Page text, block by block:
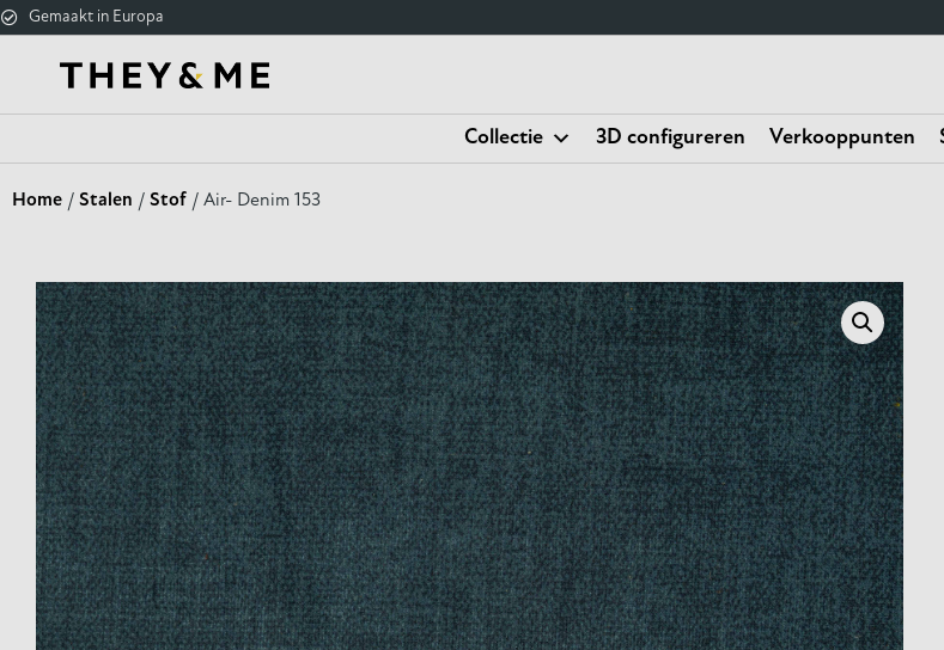
Gemaakt in Europa
Collectie 3D configureren Verkooppunten
Home / Stalen / Stof / Air- Denim 153